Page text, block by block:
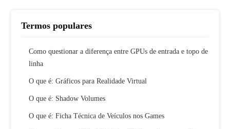
Termos populares
Como questionar a diferença entre GPUs de entrada e topo de
linha
O que é: Gráficos para Realidade Virtual
O que é: Shadow Volumes
O que é: Ficha Técnica de Veículos nos Games